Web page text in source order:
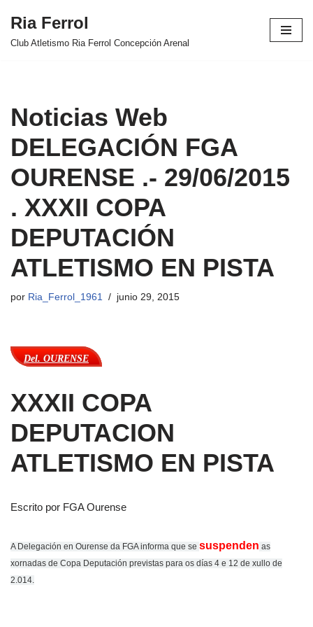
Saltar
Ria Ferrol
Club Atletismo Ria Ferrol Concepción Arenal
Noticias Web
DELEGACIÓN FGA
OURENSE .- 29/06/2015
. XXXII COPA
DEPUTACIÓN
ATLETISMO EN PISTA
por Ria_Ferrol_1961 junio 29, 2015
Del. OURENSE
XXXII COPA
DEPUTACION
ATLETISMO EN PISTA
Escrito por FGA Ourense
A Delegación en Ourense da FGA informa que se suspenden as
xornadas de Copa Deputación previstas para os días 4 e 12 de xullo de
2.014.